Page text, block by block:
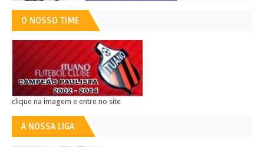
O NOSSO TIME
clique na imagem e entre no site
A NOSSA LIGA